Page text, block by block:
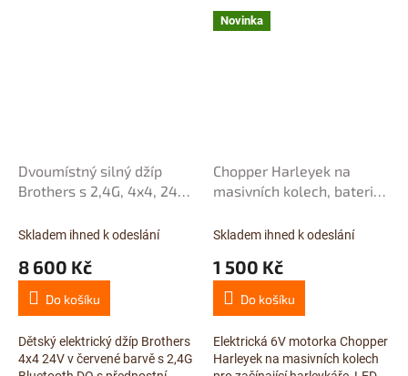
Dvoumístný silný džíp
Brothers s 2,4G, 4x4, 24V/
Skladem ihned k odeslání
8 600 Kč
Do košíku
Dětský elektrický džíp Brothers
4x4 24V v červené barvě s 2,4G
Novinka
Chopper Harleyek na
masivních kolech, baterie
Skladem ihned k odeslání
1 500 Kč
Do košíku
Elektrická 6V motorka Chopper
Harleyek na masivních kolech